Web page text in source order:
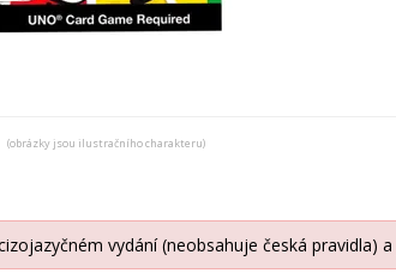
(obrázky jsou ilustračního charakteru)
vydání (neobsahuje česká